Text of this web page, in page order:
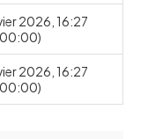
2026, 16:27
2026, 16:27